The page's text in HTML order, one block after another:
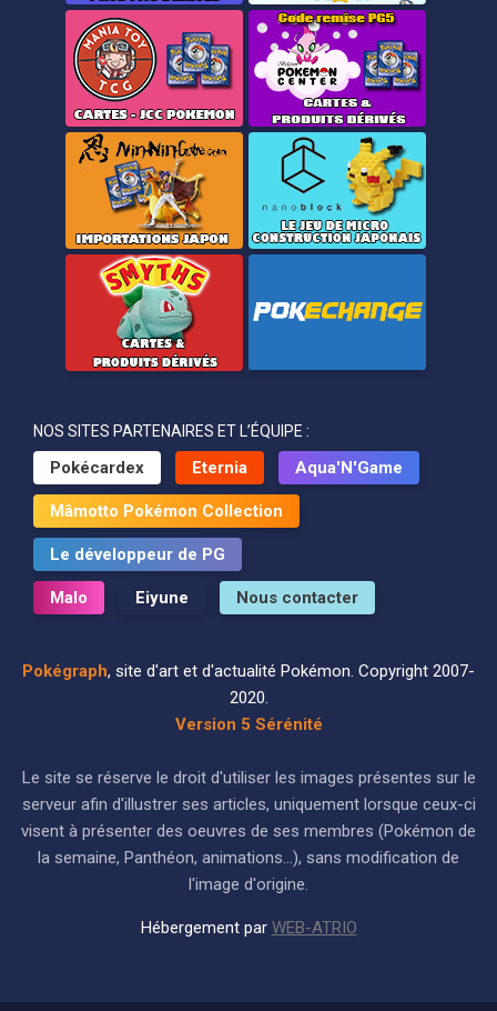
NOS SITES PARTENAIRES ET L’ÉQUIPE :
Pokécardex Eternia Aqua'N'Game
Mâmotto Pokémon Collection
Le développeur de PG
Malo Eiyune Nous contacter
Pokégraph, site d'art et d'actualité Pokémon. Copyright 2007-
2020.
Version 5 Sérénité
Le site se réserve le droit d'utiliser les images présentes sur le
serveur afin d'illustrer ses articles, uniquement lorsque ceux-ci
visent à présenter des oeuvres de ses membres (Pokémon de
la semaine, Panthéon, animations...), sans modification de
l'image d'origine.
Hébergement par WEB-ATRIO